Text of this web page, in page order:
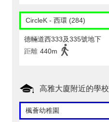
CircleK - 西環 (284)
德輛道西333及335號地下
距離 440m
高雅大廈附近的學校
楓薈幼稚園